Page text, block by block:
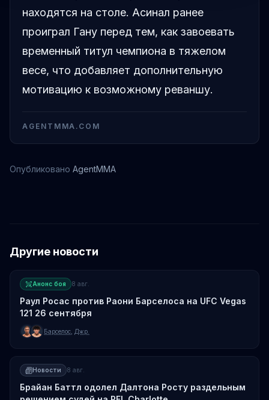
находятся на столе. Асинал ранее
проиграл Гану перед тем, как завоевать
временный титул чемпиона в тяжелом
весе, что добавляет дополнительную
мотивацию к возможному реваншу.
AGENTMMA.COM
Опубликовано AgentMMA
Другие новости
Анонс боя 8 авг.
Раул Росас против Раони Барселоса на UFC Vegas
121 26 сентября
Барселос Джр.
Новости 8 авг.
Брайан Баттл одолел Далтона Росту раздельным